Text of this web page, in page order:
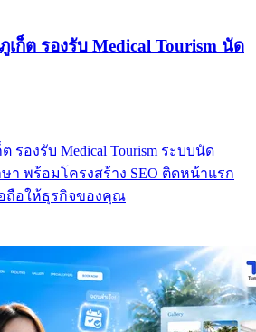
ก็ต รองรับ Medical Tourism นัด
รองรับ Medical Tourism ระบบนัด
พร้อมโครงสร้าง SEO ติดหน้าแรก
อถือให้ธุรกิจของคุณ